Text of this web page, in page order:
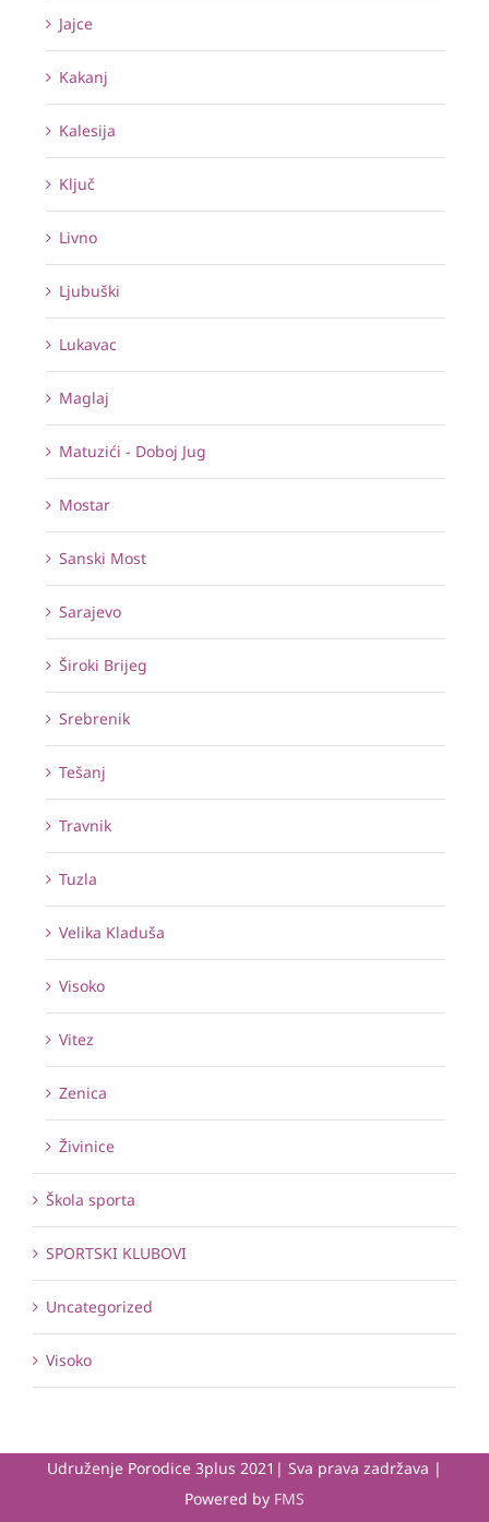
Jajce
Kakanj
Kalesija
Ključ
Livno
Ljubuški
Lukavac
Maglaj
Matuzići - Doboj Jug
Mostar
Sanski Most
Sarajevo
Široki Brijeg
Srebrenik
Tešanj
Travnik
Tuzla
Velika Kladuša
Visoko
Vitez
Zenica
Živinice
Škola sporta
SPORTSKI KLUBOVI
Uncategorized
Visoko
Udruženje Porodice 3plus 2021| Sva prava zadržava |
Powered by FMS